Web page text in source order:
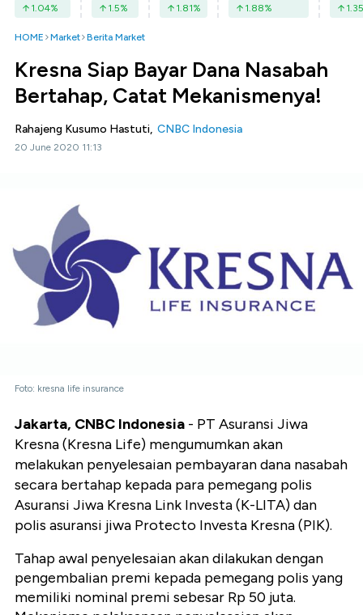
1.04% 1.5% 1.81% 1.88% 1.35
HOME Market Berita Market
Kresna Siap Bayar Dana Nasabah
Bertahap, Catat Mekanismenya!
Rahajeng Kusumo Hastuti, CNBC Indonesia
20 June 2020 11:13
Foto: kresna life insurance
Jakarta, CNBC Indonesia - PT Asuransi Jiwa
Kresna (Kresna Life) mengumumkan akan
melakukan penyelesaian pembayaran dana nasabah
secara bertahap kepada para pemegang polis
Asuransi Jiwa Kresna Link Investa (K-LITA) dan
polis asuransi jiwa Protecto Investa Kresna (PIK).
Tahap awal penyelesaian akan dilakukan dengan
pengembalian premi kepada pemegang polis yang
memiliki nominal premi sebesar Rp 50 juta.